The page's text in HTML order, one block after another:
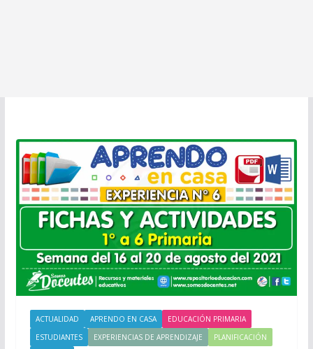
ACTUALIDAD APRENDO EN CASA
EDUCACIÓN PRIMARIA
ESTUDIANTES
EXPERIENCIAS DE APRENDIZAJE
PLANIFICACIÓN